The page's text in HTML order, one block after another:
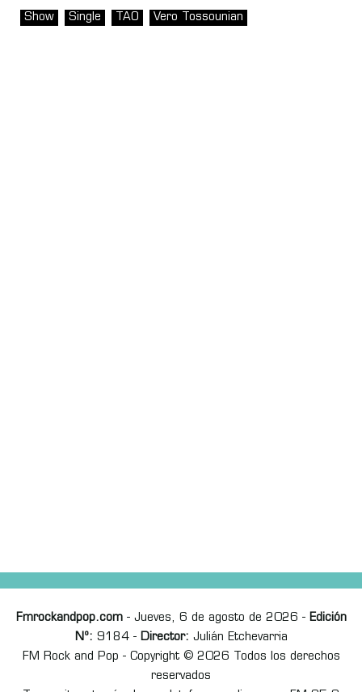
Show Single TAO Vero Tossounian
Fmrockandpop.com- Jueves, 6 de agosto de 2026 - Edición
Nº: 9184 - Director: Julián Etchevarria
FM Rock and Pop - Copyright © 2026 Todos los derechos
reservados